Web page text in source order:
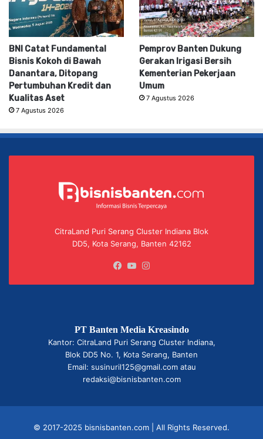
BNI Catat Fundamental
Bisnis Kokoh di Bawah
Danantara, Ditopang
Pertumbuhan Kredit dan
Kualitas Aset
7 Agustus 2026
Pemprov Banten Dukung
Gerakan Irigasi Bersih
Kementerian Pekerjaan
Umum
7 Agustus 2026
CitraLand Puri Serang Cluster Indiana Blok
DD5, Kota Serang, Banten 42162
Facebook
YouTube
PT Banten Media Kreasindo
Kantor: CitraLand Puri Serang Cluster Indiana,
Blok DD5 No. 1, Kota Serang, Banten
Email: susinuril125@gmail.com atau
redaksi@bisnisbanten.com
© 2017-2025 bisnisbanten.com | All Rights Reserved.